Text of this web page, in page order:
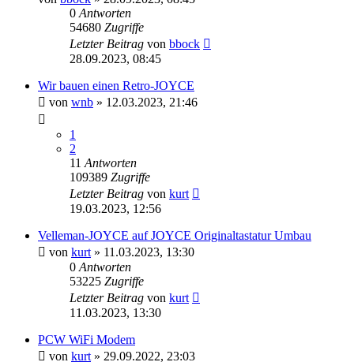
0 Antworten
54680 Zugriffe
Letzter Beitrag von bbock
28.09.2023, 08:45
Wir bauen einen Retro-JOYCE
von wnb » 12.03.2023, 21:46
1
2
11 Antworten
109389 Zugriffe
Letzter Beitrag von kurt
19.03.2023, 12:56
Velleman-JOYCE auf JOYCE Originaltastatur Umbau
von kurt » 11.03.2023, 13:30
0 Antworten
53225 Zugriffe
Letzter Beitrag von kurt
11.03.2023, 13:30
PCW WiFi Modem
von kurt » 29.09.2022, 23:03